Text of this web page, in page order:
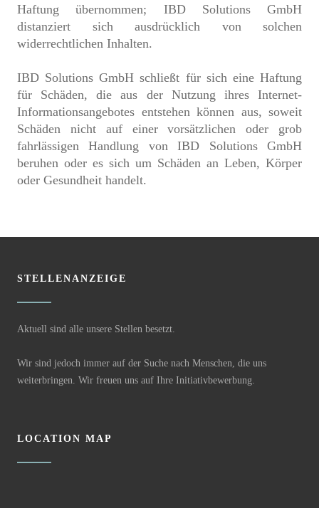
Haftung übernommen; IBD Solutions GmbH
distanziert sich ausdrücklich von solchen
widerrechtlichen Inhalten.
IBD Solutions GmbH schließt für sich eine Haftung
für Schäden, die aus der Nutzung ihres Internet-
Informationsangebotes entstehen können aus, soweit
Schäden nicht auf einer vorsätzlichen oder grob
fahrlässigen Handlung von IBD Solutions GmbH
beruhen oder es sich um Schäden an Leben, Körper
oder Gesundheit handelt.
STELLENANZEIGE
Aktuell sind alle unsere Stellen besetzt.
Wir sind jedoch immer auf der Suche nach Menschen, die uns
weiterbringen. Wir freuen uns auf Ihre Initiativbewerbung.
LOCATION MAP